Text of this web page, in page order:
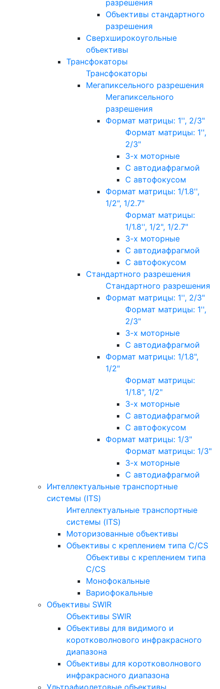
разрешения
Объективы стандартного
разрешения
Сверхширокоугольные
объективы
Трансфокаторы
Трансфокаторы
Мегапиксельного разрешения
Мегапиксельного
разрешения
Формат матрицы: 1'', 2/3"
Формат матрицы: 1'',
2/3"
3-х моторные
С автодиафрагмой
С автофокусом
Формат матрицы: 1/1.8'',
1/2", 1/2.7"
Формат матрицы:
1/1.8'', 1/2", 1/2.7"
3-х моторные
С автодиафрагмой
С автофокусом
Стандартного разрешения
Стандартного разрешения
Формат матрицы: 1'', 2/3"
Формат матрицы: 1'',
2/3"
3-х моторные
С автодиафрагмой
Формат матрицы: 1/1.8",
1/2"
Формат матрицы:
1/1.8", 1/2"
3-х моторные
С автодиафрагмой
С автофокусом
Формат матрицы: 1/3"
Формат матрицы: 1/3"
3-х моторные
С автодиафрагмой
Интеллектуальные транспортные
системы (ITS)
Интеллектуальные транспортные
системы (ITS)
Моторизованные объективы
Объективы с креплением типа C/CS
Объективы с креплением типа
C/CS
Монофокальные
Вариофокальные
Объективы SWIR
Объективы SWIR
Объективы для видимого и
коротковолнового инфракрасного
диапазона
Объективы для коротковолнового
инфракрасного диапазона
Ультрафиолетовые объективы